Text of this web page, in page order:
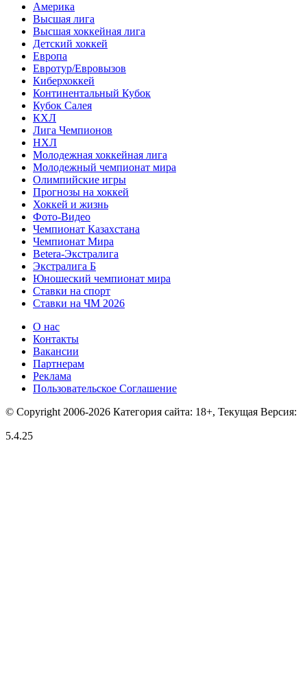
Америка
Высшая лига
Высшая хоккейная лига
Детский хоккей
Европа
Евротур/Евровызов
Киберхоккей
Континентальный Кубок
Кубок Салея
КХЛ
Лига Чемпионов
НХЛ
Молодежная хоккейная лига
Молодежный чемпионат мира
Олимпийские игры
Прогнозы на хоккей
Хоккей и жизнь
Фото-Видео
Чемпионат Казахстана
Чемпионат Мира
Betera-Экстралига
Экстралига Б
Юношеский чемпионат мира
Ставки на спорт
Ставки на ЧМ 2026
О нас
Контакты
Вакансии
Партнерам
Реклама
Пользовательское Соглашение
© Copyright 2006-2026 Категория сайта: 18+, Текущая Версия:
5.4.25